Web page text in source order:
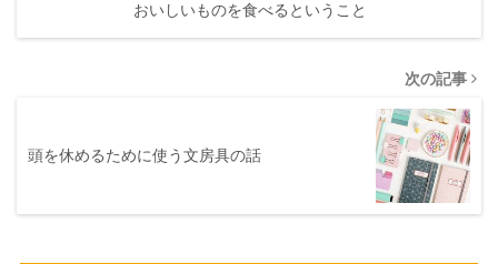
おいしいものを食べるということ
次の記事
頭を休めるために使う文房具の話